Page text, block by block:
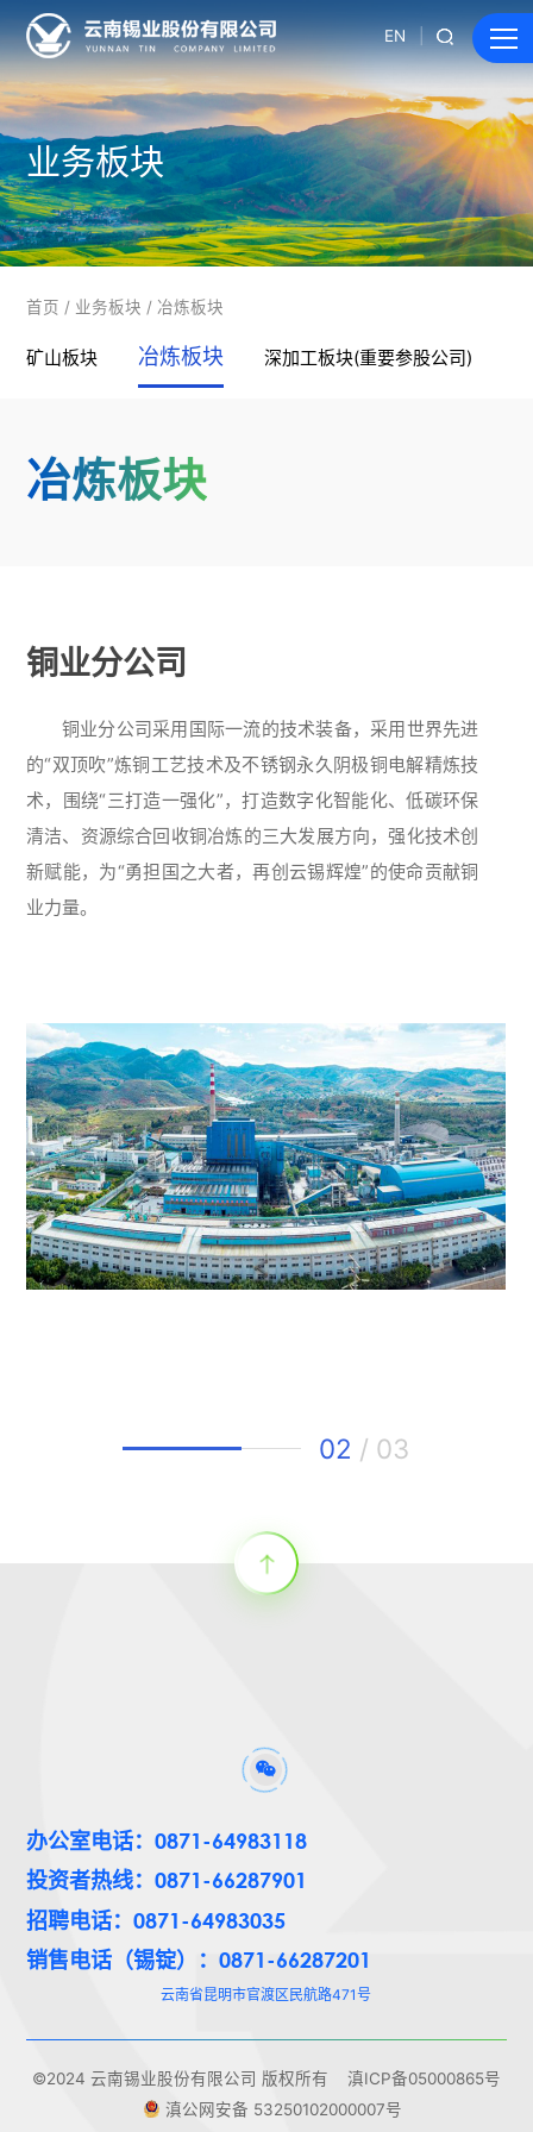
EN
业务板块
首页 / 业务板块 / 冶炼板块
矿山板块 冶炼板块 深加工板块(重要参股公司)
冶炼板块
铜业分公司
铜业分公司采用国际一流的技术装备，采用世界先进
的“双顶吹”炼铜工艺技术及不锈钢永久阴极铜电解精炼技
术，围绕“三打造一强化”，打造数字化智能化、低碳环保
清洁、资源综合回收铜冶炼的三大发展方向，强化技术创
新赋能，为“勇担国之大者，再创云锡辉煌”的使命贡献铜
业力量。
02 / 03
办公室电话：0871-64983118
投资者热线：0871-66287901
招聘电话：0871-64983035
销售电话（锡锭）：0871-66287201
云南省昆明市官渡区民航路471号
©2024 云南锡业股份有限公司 版权所有
滇ICP备05000865号
滇公网安备 53250102000007号